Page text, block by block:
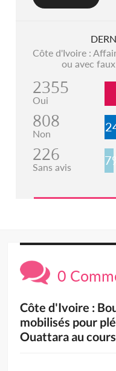
Côte d'Ivoire :
ou avec
2355
Oui
808
Non
226
Sans avis 7%
0
Côte d'Ivoire :
mobilisés pour
Ouattara au